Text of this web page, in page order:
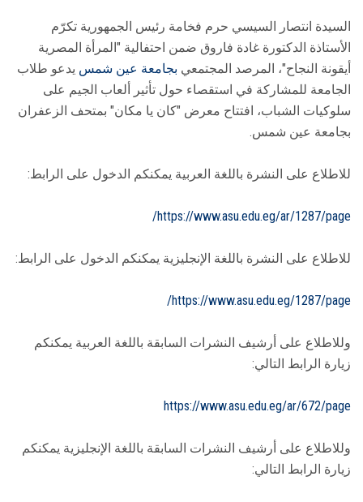
السيدة انتصار السيسي حرم فخامة رئيس الجمهورية تكرّم
الأستاذة الدكتورة غادة فاروق ضمن احتفالية "المرأة المصرية
أيقونة النجاح"، المرصد المجتمعي بجامعة عين شمس يدعو طلاب
الجامعة للمشاركة في استقصاء حول تأثير ألعاب الجيم على
سلوكيات الشباب، افتتاح معرض "كان يا مكان" بمتحف الزعفران
بجامعة عين شمس.
للاطلاع على النشرة باللغة العربية يمكنكم الدخول على الرابط:
https://www.asu.edu.eg/ar/1287/page/
للاطلاع على النشرة باللغة الإنجليزية يمكنكم الدخول على الرابط:
https://www.asu.edu.eg/1287/page/
وللاطلاع على أرشيف النشرات السابقة باللغة العربية يمكنكم
زيارة الرابط التالي:
https://www.asu.edu.eg/ar/672/page
وللاطلاع على أرشيف النشرات السابقة باللغة الإنجليزية يمكنكم
زيارة الرابط التالي: